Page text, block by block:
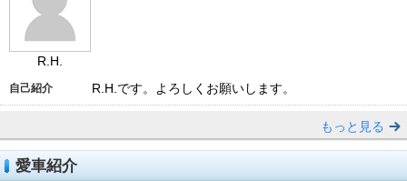
R.H.
自己紹介 R.H.です。よろしくお願いします。
もっと見る
愛車紹介